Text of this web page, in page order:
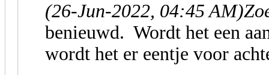
(26-Jun-2022, 04:45 AM)
benieuwd. Wordt het een
wordt het er eentje voor